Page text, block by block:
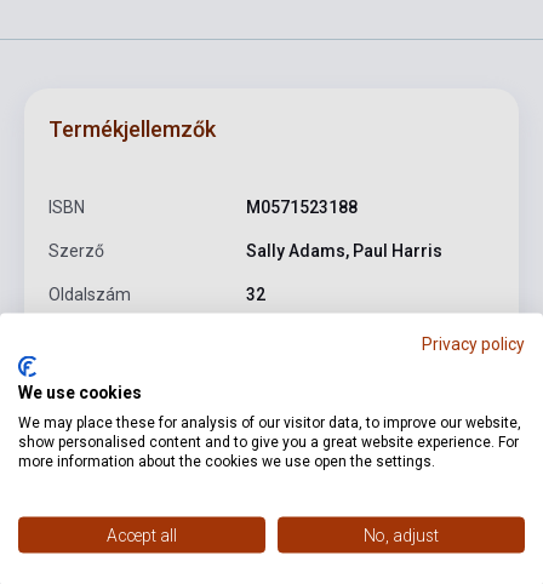
Termékjellemzők
ISBN M0571523188
Szerző Sally Adams, Paul Harris
Oldalszám 32
Kiadási év 2004
Formátum Kotta
Nyelv -
Privacy policy
We use cookies
We may place these for analysis of our visitor data, to improve our website,
show personalised content and to give you a great website experience. For
more information about the cookies we use open the settings.
Accept all No, adjust